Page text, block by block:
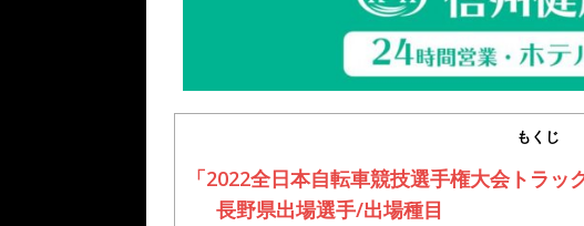
もくじ
「2022全日本自転車競技選手権大会トラ
長野県出場選手/出場種目